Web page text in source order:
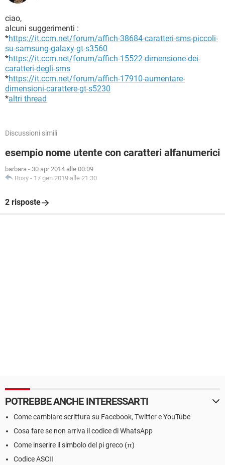
ciao,
alcuni suggerimenti :
*https://it.ccm.net/forum/affich-38684-caratteri-sms-piccoli-
su-samsung-galaxy-gt-s3560
*https://it.ccm.net/forum/affich-15522-dimensione-dei-
caratteri-degli-sms
*https://it.ccm.net/forum/affich-17910-aumentare-
dimensioni-carattere-gt-s5230
*altri thread
Discussioni simili
esempio nome utente con caratteri alfanumerici
barbara - 30 apr 2014 alle 00:09
Rosy - 17 gen 2019 alle 21:30
2 risposte
POTREBBE ANCHE INTERESSARTI
Come cambiare scrittura su Facebook, Twitter e YouTube
Cosa fare se non arriva il codice di WhatsApp
Come inserire il simbolo del pi greco (π)
Codice ASCII